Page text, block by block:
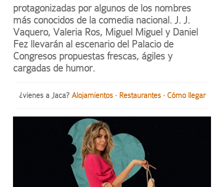
protagonizadas por algunos de los nombres
más conocidos de la comedia nacional. J. J.
Vaquero, Valeria Ros, Miguel Miguel y Daniel
Fez llevarán al escenario del Palacio de
Congresos propuestas frescas, ágiles y
cargadas de humor.
¿vienes a Jaca? Alojamientos· Restaurantes· Cómo llegar